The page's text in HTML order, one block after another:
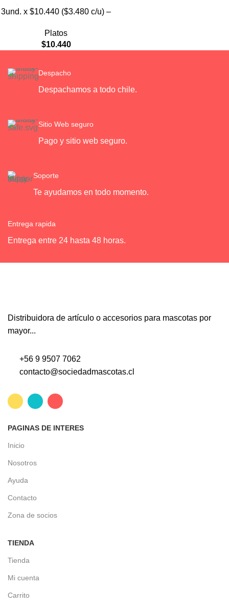
3und. x $10.440 ($3.480 c/u) –
con Bowl de Acero
Platos
$10.440
Despacho
Despachamos a todo chile.
Sitio Web seguro
Pago y sitio web seguro.
Soporte
Te ayudamos en todo momento.
Entrega rapida
Entrega entre 24 hasta 48 horas.
Distribuidora de artículo o accesorios para mascotas por
mayor...
+56 9 9507 7062
contacto@sociedadmascotas.cl
PAGINAS DE INTERES
Inicio
Nosotros
Ayuda
Contacto
Zona de socios
TIENDA
Tienda
Mi cuenta
Carrito